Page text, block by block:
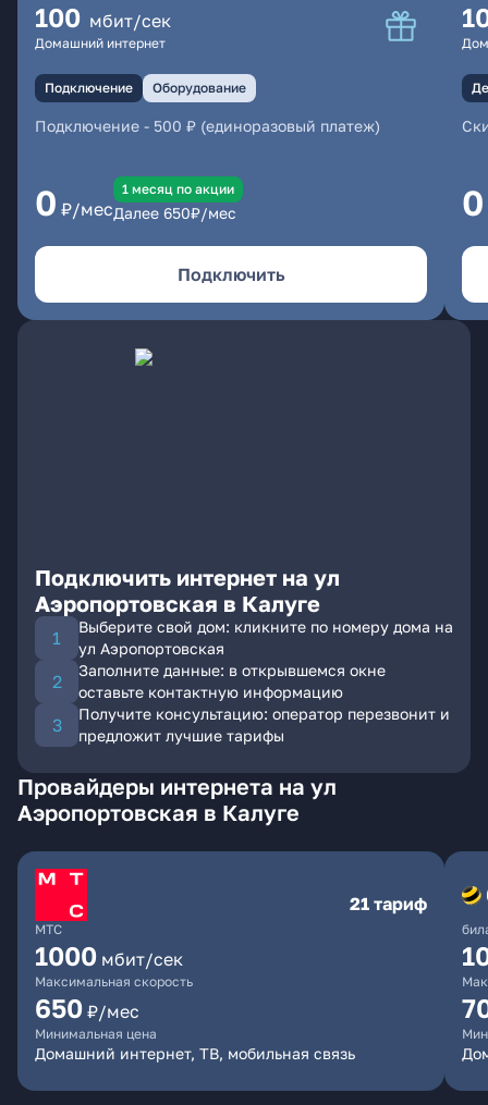
100 мбит/сек
Домашний интернет
Подключение Оборудование
Подключение - 500 ₽ (единоразовый платеж)
0 ₽/мес
1 месяц по акции
Далее 650₽/мес
Подключить
0
Подключить интернет на ул
Аэропортовская в Калуге
Выберите свой дом: кликните по номеру дома на
ул Аэропортовская
Заполните данные: в открывшемся окне
оставьте контактную информацию
Получите консультацию: оператор перезвонит и
предложит лучшие тарифы
Провайдеры интернета на ул
Аэропортовская в Калуге
МТС
21 тариф
1000 мбит/сек
Максимальная скорость
650 ₽/мес
Минимальная цена
Домашний интернет, ТВ, мобильная связь